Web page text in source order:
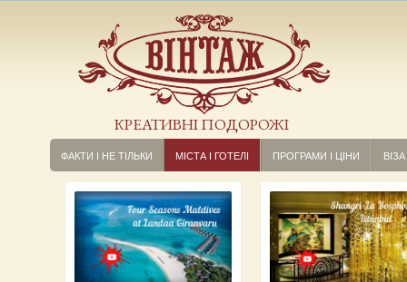
КРЕАТИВНІ ПОДОРОЖІ
ФАКТИ І НЕ ТІЛЬКИ МІСТА І ГОТЕЛІ ПРОГРАМИ І ЦІНИ ВІЗА